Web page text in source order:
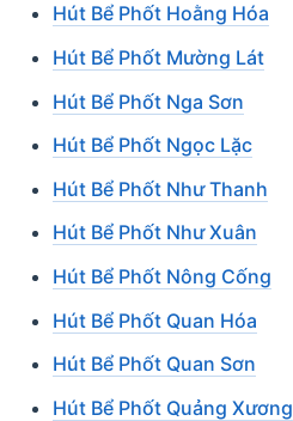
Hút Bể Phốt Hoằng Hóa
Hút Bể Phốt Mường Lát
Hút Bể Phốt Nga Sơn
Hút Bể Phốt Ngọc Lặc
Hút Bể Phốt Như Thanh
Hút Bể Phốt Như Xuân
Hút Bể Phốt Nông Cống
Hút Bể Phốt Quan Hóa
Hút Bể Phốt Quan Sơn
Hút Bể Phốt Quảng Xương